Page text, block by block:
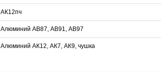
АК12пч
Алюминий АВ87, АВ91, АВ97
Алюминий АК12, АК7, АК9, чушка